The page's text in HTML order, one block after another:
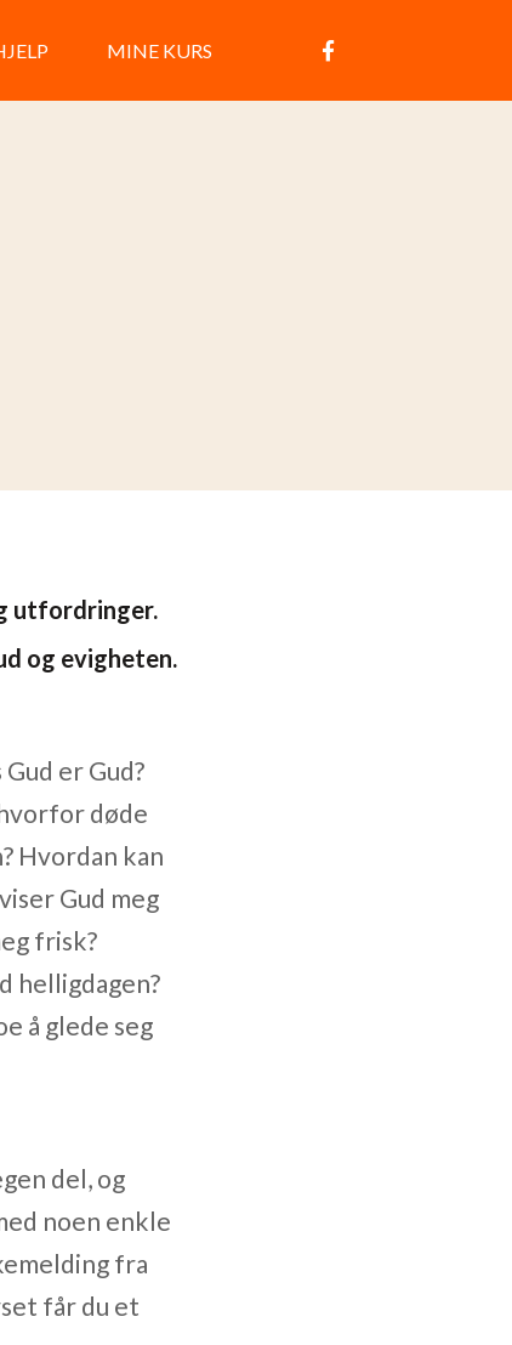
MINE KURS
utfordringer.
og evigheten.
er Gud?
døde
Hvordan kan
Gud meg
frisk?
helligdagen?
å glede seg
del, og
noen enkle
fra
får du et